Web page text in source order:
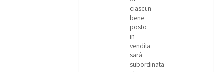
ciascun
bene
posto
in
vendita
sarà
subordinata